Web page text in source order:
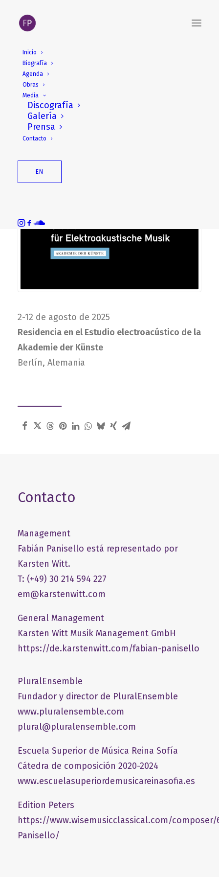
Inicio
Biografía
Agenda
Obras
Media
Discografía
Galería
Prensa
Contacto
EN
2-12 de agosto. Residencia
en el Estudio
electroacústico de la
Akademie der Künste,
Berlín
2-12 de agosto de 2025
Residencia en el Estudio electroacústico de la
Akademie der Künste
Berlín, Alemania
Contacto
Management
Fabián Panisello está representado por
Karsten Witt.
T: (+49) 30 214 594 227
em@karstenwitt.com
General Management
​Karsten Witt Musik Management GmbH​
https://de.karstenwitt.com/fabian-panisello
PluralEnsemble
Fundador y director de PluralEnsemble
www.pluralensemble.com
plural@pluralensemble.com
Escuela Superior de Música Reina Sofía
Cátedra de composición 2020-2024
www.escuelasuperiordemusicareinasofia.es
Edition Peters
https://www.wisemusicclassical.com/composer/
Panisello/